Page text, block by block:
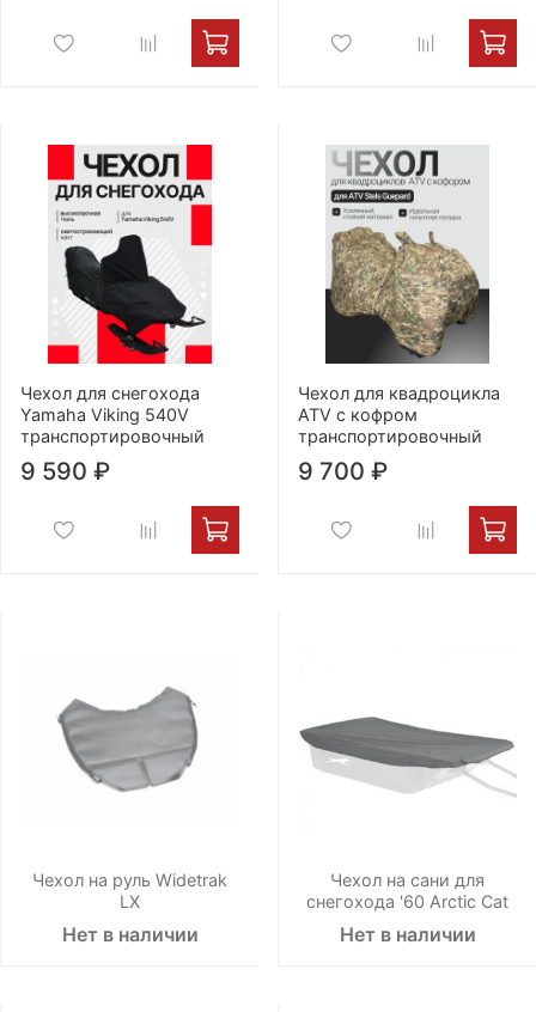
Чехол для снегохода
Yamaha Viking 540V
транспортировочный
9 590 ₽
Чехол для квадроцикла
ATV с кофром
транспортировочный
9 700 ₽
Чехол на руль Widetrak
LX
Нет в наличии
Чехол на сани для
снегохода '60 Arctic Cat
Нет в наличии